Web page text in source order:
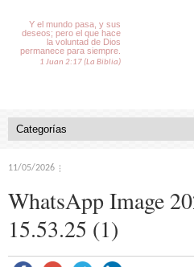
Y el mundo pasa, y sus
deseos; pero el que hace
la voluntad de Dios
permanece para siempre.
1 Juan 2:17 (La Biblia)
11/05/2026
WhatsApp Image
15.53.25 (1)